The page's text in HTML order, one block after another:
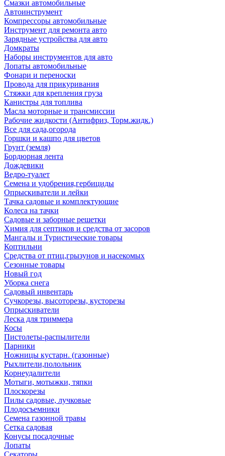
Смазки автомобильные
Автоинструмент
Компрессоры автомобильные
Инструмент для ремонта авто
Зарядные устройства для авто
Домкраты
Наборы инструментов для авто
Лопаты автомобильные
Фонари и переноски
Провода для прикуривания
Стяжки для крепления груза
Канистры для топлива
Масла моторные и трансмиссии
Рабочие жидкости (Антифриз, Торм.жидк.)
Все для сада,огорода
Горшки и кашпо для цветов
Грунт (земля)
Бордюрная лента
Дождевики
Ведро-туалет
Семена и удобрения,гербициды
Опрыскиватели и лейки
Тачка садовые и комплектующие
Колеса на тачки
Садовые и заборные решетки
Химия для септиков и средства от засоров
Мангалы и Туристические товары
Коптильни
Средства от птиц,грызунов и насекомых
Сезонные товары
Новый год
Уборка снега
Садовый инвентарь
Сучкорезы, высоторезы, кусторезы
Опрыскиватели
Леска для триммера
Косы
Пистолеты-распылители
Парники
Ножницы кустарн. (газонные)
Рыхлители,полольник
Корнеудалители
Мотыги, мотыжки, тяпки
Плоскорезы
Пилы садовые, лучковые
Плодосъемники
Семена газонной травы
Сетка садовая
Конусы посадочные
Лопаты
Секаторы